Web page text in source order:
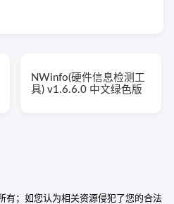
NWinfo(硬件信息检测工
具) v1.6.6.0 中文绿色版
有；如您认为相关资源侵犯了您的合法